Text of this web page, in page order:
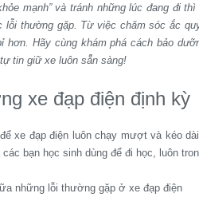
mạnh” và tránh những lúc đang đi
lỗi thường gặp. Từ việc chăm sóc ắc
hơn. Hãy cùng khám phá cách bảo
tin giữ xe luôn sẵn sàng!
xe đạp điện định kỳ
xe đạp điện luôn chạy mượt và kéo
bạn học sinh dùng để đi học, luôn